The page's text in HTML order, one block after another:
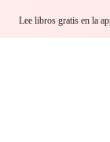
Lee libros gratis en la